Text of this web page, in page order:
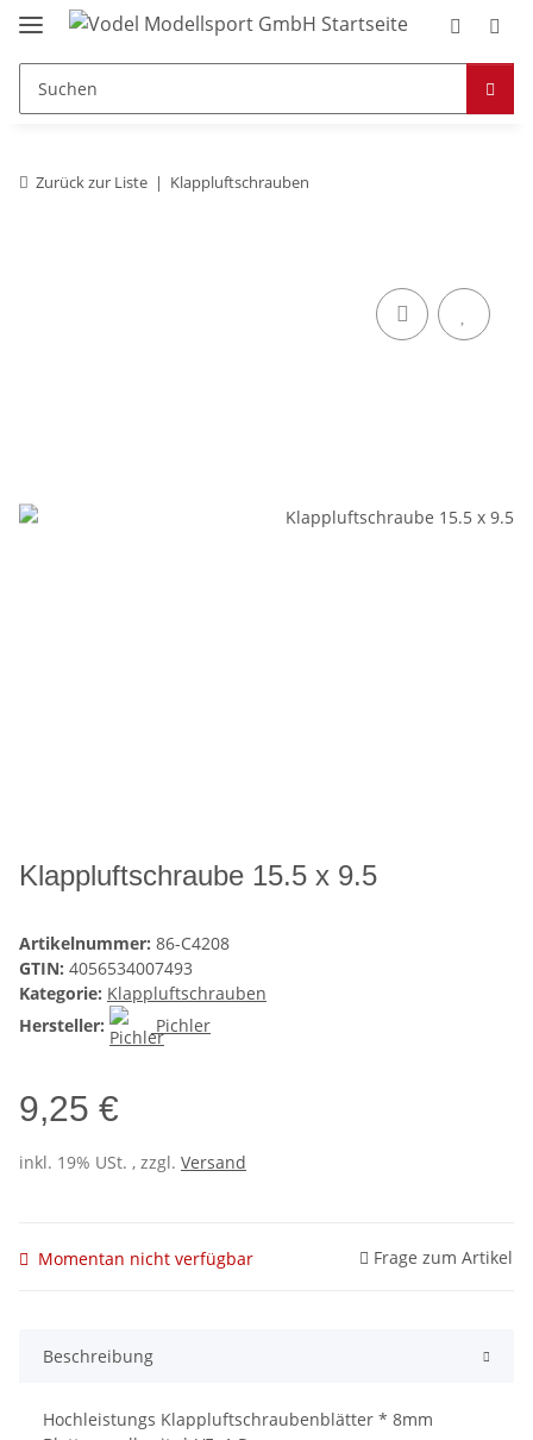
Zurück zur Liste Klappluftschrauben
Klappluftschraube 15.5 x 9.5
Artikelnummer: 86-C4208
GTIN: 4056534007493
Kategorie: Klappluftschrauben
Hersteller:
Pichler
9,25 €
inkl. 19% USt. , zzgl. Versand
Momentan nicht verfügbar Frage zum Artikel
Beschreibung
Hochleistungs Klappluftschraubenblätter * 8mm